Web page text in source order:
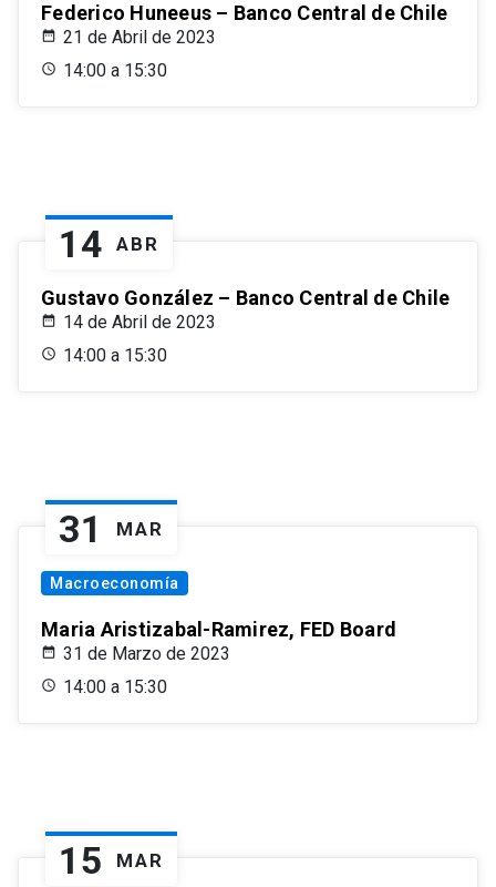
Federico Huneeus – Banco Central de Chile
21 de Abril de 2023
14:00 a 15:30
14 ABR
Gustavo González – Banco Central de Chile
14 de Abril de 2023
14:00 a 15:30
31 MAR
Macroeconomía
Maria Aristizabal-Ramirez, FED Board
31 de Marzo de 2023
14:00 a 15:30
15 MAR